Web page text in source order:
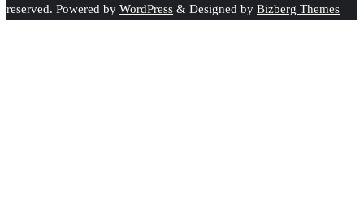
reserved. Powered by WordPress & Designed by Bizberg Themes